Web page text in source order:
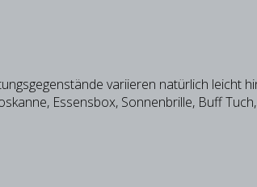
variieren natürlich leicht
Essensbox, Sonnenbrille, Buff